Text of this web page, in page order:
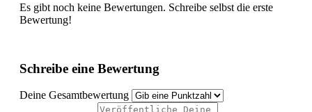
Es gibt noch keine Bewertungen. Schreibe selbst die erste
Bewertung!
Schreibe eine Bewertung
Deine Gesamtbewertung